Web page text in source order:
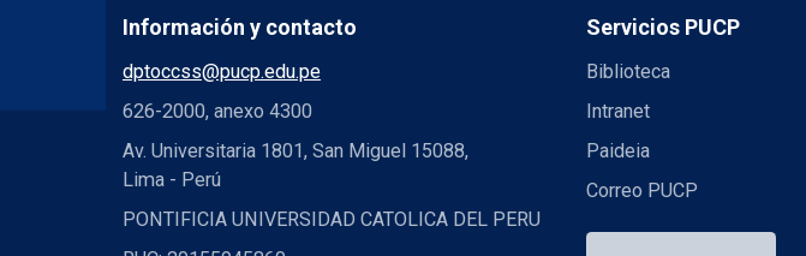
Información y contacto
dptoccss@pucp.edu.pe
626-2000, anexo 4300
Av. Universitaria 1801, San Miguel 15088,
Lima - Perú
PONTIFICIA UNIVERSIDAD CATOLICA DEL PERU
Servicios PUCP
Biblioteca
Intranet
Paideia
Correo PUCP